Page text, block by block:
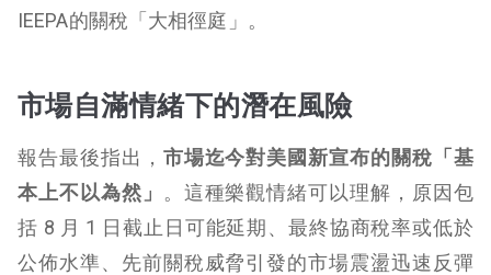
IEEPA的關稅「大相徑庭」。
市場自滿情緒下的潛在風險
報告最後指出， 市場迄今對美國新宣布的關稅「基
本上不以為然」
。這種樂觀情緒可以理解，原因包
括 8 月 1 日截止日可能延期、最終協商稅率或低於
公佈水準、先前關稅威脅引發的市場震盪迅速反彈